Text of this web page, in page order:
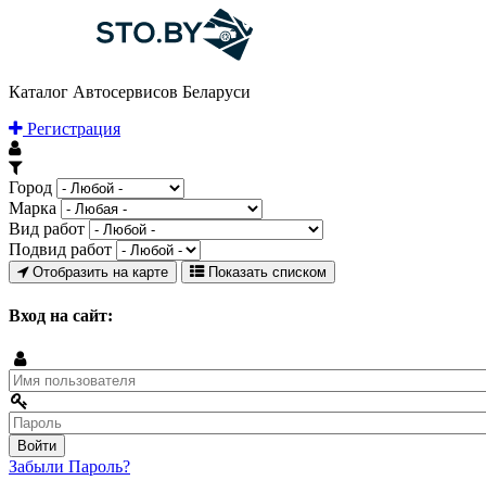
Каталог Автосервисов Беларуси
Регистрация
Город
Марка
Вид работ
Подвид работ
Отобразить на карте Показать списком
Вход на сайт:
Забыли Пароль?